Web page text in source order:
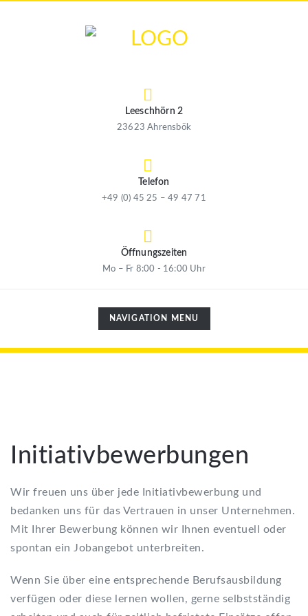
Leeschhörn 2
23623 Ahrensbök
Telefon
+49 (0) 45 25 – 49 47 71
Öffnungszeiten
Mo – Fr 8:00 - 16:00 Uhr
TOGGLE
NAVIGATION
NAVIGATION MENU
Initiativbewerbungen
Wir freuen uns über jede Initiativbewerbung und
bedanken uns für das Vertrauen in unser Unternehmen.
Mit Ihrer Bewerbung können wir Ihnen eventuell oder
spontan ein Jobangebot unterbreiten.
Wenn Sie über eine entsprechende Berufsausbildung
verfügen oder diese lernen wollen, gerne selbstständig